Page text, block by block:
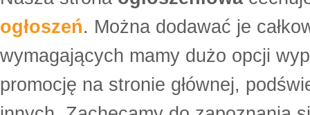
ogłoszeń. Można dodawać je
wymagających mamy dużo opcji
promocję na stronie głównej,